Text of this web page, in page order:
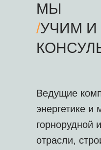
Ведущие
энергетике и
горнорудной
отрасли,
МЫ
/УЧИМ И